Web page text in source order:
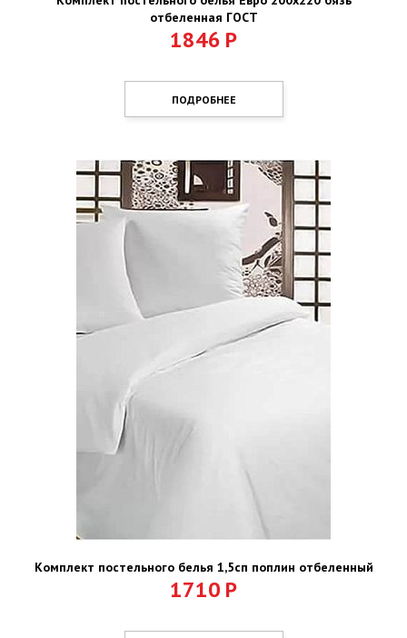
отбеленная ГОСТ
1846 Р
ПОДРОБНЕЕ
Комплект постельного белья 1,5сп поплин отбеленный
1710 Р